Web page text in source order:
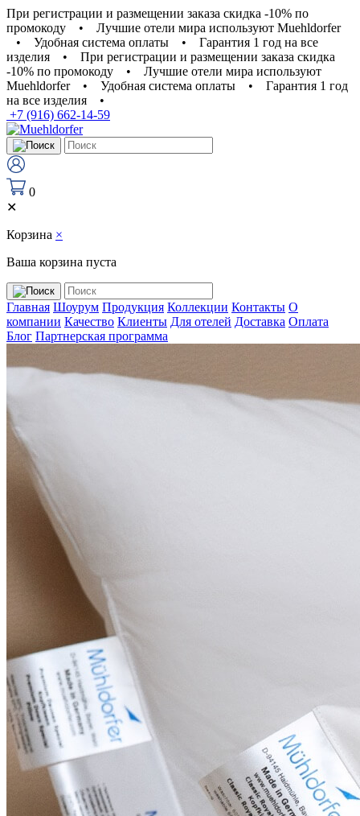
При регистрации и размещении заказа скидка -10% по
промокоду
•
Лучшие отели мира используют Muehldorfer
•
Удобная система оплаты •
Гарантия 1 год на все
изделия
•
При регистрации и размещении заказа скидка
-10% по промокоду
•
Лучшие отели мира используют
Muehldorfer
• Удобная система оплаты •
Гарантия 1 год
на все изделия
•
+7 (916) 662-14-59
0
✕
Корзина ×
Ваша корзина пуста
Главная Шоурум Продукция Коллекции Контакты О
компании Качество Клиенты Для отелей Доставка Оплата
Блог Партнерская программа